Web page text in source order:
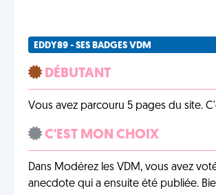
EDDY89 - SES BADGES VDM
DÉBUTANT
Vous avez parcouru 5 pages du site.
C'EST MON CHOIX
Dans Modérez les VDM, vous avez
anecdote qui a ensuite été publiée.